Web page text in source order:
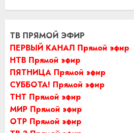
ТВ ПРЯМОЙ ЭФИР
ПЕРВЫЙ КАНАЛ Прямой эфир
НТВ Прямой эфир
ПЯТНИЦА Прямой эфир
СУББОТА! Прямой эфир
ТНТ Прямой эфир
МИР Прямой эфир
ОТР Прямой эфир